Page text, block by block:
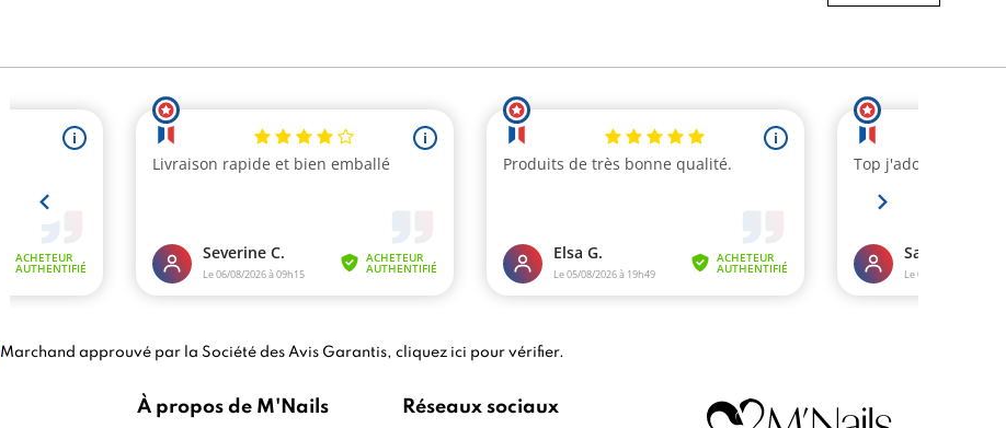
Marchand approuvé par la Société des Avis Garantis, cliquez ici pour vérifier.
À propos de M'Nails Réseaux sociaux